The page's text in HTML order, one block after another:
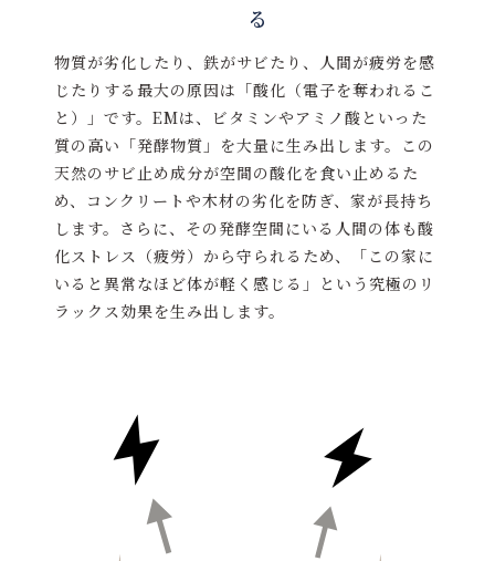
る
物質が劣化したり、鉄がサビたり、人間が疲労を感
じたりする最大の原因は「酸化（電子を奪われるこ
と）」です。EMは、ビタミンやアミノ酸といった
質の高い「発酵物質」を大量に生み出します。この
天然のサビ止め成分が空間の酸化を食い止めるた
め、コンクリートや木材の劣化を防ぎ、家が長持ち
します。さらに、その発酵空間にいる人間の体も酸
化ストレス（疲労）から守られるため、「この家に
いると異常なほど体が軽く感じる」という究極のリ
ラックス効果を生み出します。